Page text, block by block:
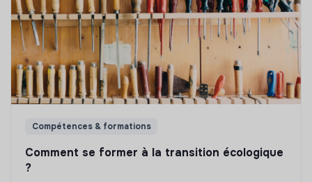
Compétences & formations
Comment se former à la transition écologique
?